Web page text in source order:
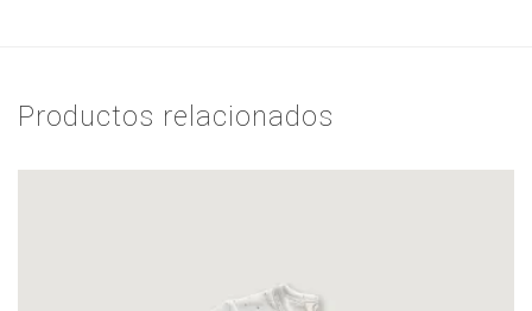
Productos relacionados